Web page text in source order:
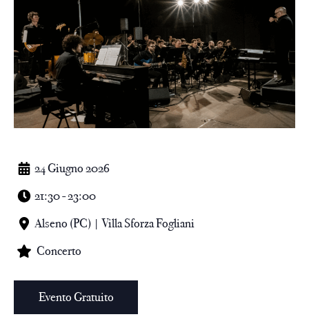
24 Giugno 2026
21:30 - 23:00
Alseno (PC) | Villa Sforza Fogliani
Concerto
Evento Gratuito